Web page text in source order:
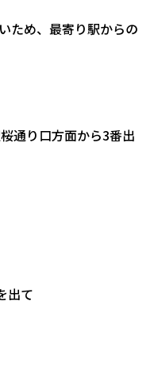
ため、最寄り駅からの
通り口方面から3番出
出て